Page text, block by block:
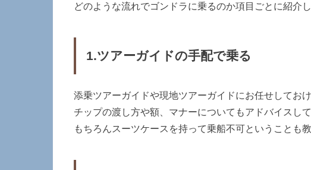
どのような流れでゴンドラに乗るのか項目ごとに紹介し
1.ツアーガイドの手配で乗る
添乗ツアーガイドや現地ツアーガイドにお任せしてお
チップの渡し方や額、マナーについてもアドバイスし
もちろんスーツケースを持って乗船不可ということも